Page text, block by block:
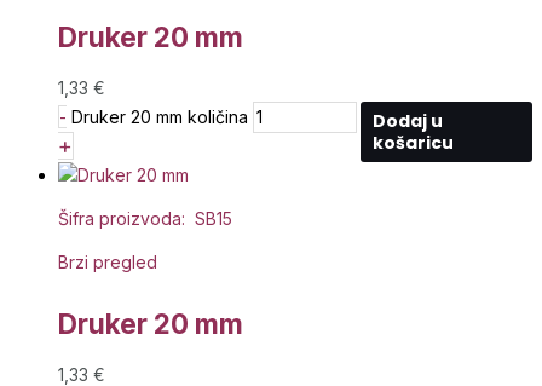
Druker 20 mm
1,33 €
- Druker 20 mm količina
+
Dodaj u
košaricu
Šifra proizvoda: SB15
Brzi pregled
Druker 20 mm
1,33 €